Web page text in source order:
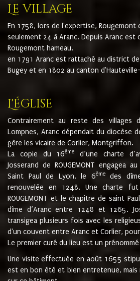
Le village
En 1758, lors de l'expertise,
seulement 24 à Aranc. Depuis Aranc est
Rougemont hameau.
en 1791 Aranc est rattaché au district
Bugey et en 1802 au canton
L'église
Contrairement au reste des villages
Lompnes, Aranc dépendait du diocèse
gère les vicaire de Corlier, Montgriffon.
La copie du 16ème
d’une charte
Josserand de ROUGEMONT engagea
Saint Paul de Lyon, le 6èmedes
renouvelée en 1248. Une charte
ROUGEMONT et le chapitre de saint
dîme d’Aranc entre 1248 et 1265.
transigea plusieurs fois avec les
d'un couvent entre Aranc et Corlier,
Le premier curé du lieu est un
Une visite effectuée en août 1655
est en bon été et bien entretenue, mais